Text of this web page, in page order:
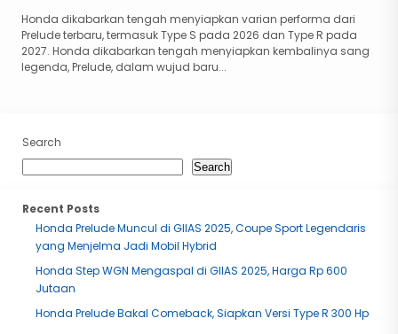
Honda dikabarkan tengah menyiapkan varian performa dari
Prelude terbaru, termasuk Type S pada 2026 dan Type R pada
2027. Honda dikabarkan tengah menyiapkan kembalinya sang
legenda, Prelude, dalam wujud baru...
Search
Search
Recent Posts
Honda Prelude Muncul di GIIAS 2025, Coupe Sport Legendaris
yang Menjelma Jadi Mobil Hybrid
Honda Step WGN Mengaspal di GIIAS 2025, Harga Rp 600
Jutaan
Honda Prelude Bakal Comeback, Siapkan Versi Type R 300 Hp